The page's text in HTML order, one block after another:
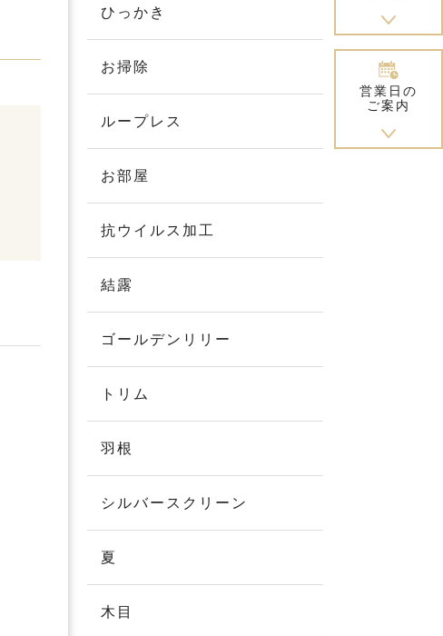
営業日の
ご案内
ひっかき
お掃除
ループレス
お部屋
抗ウイルス加工
結露
ゴールデンリリー
トリム
羽根
シルバースクリーン
夏
木目